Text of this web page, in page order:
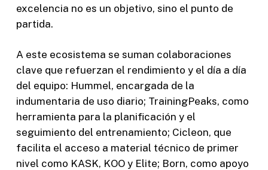
excelencia no es un objetivo, sino el punto de
partida.
A este ecosistema se suman colaboraciones
clave que refuerzan el rendimiento y el día a día
del equipo: Hummel, encargada de la
indumentaria de uso diario; TrainingPeaks, como
herramienta para la planificación y el
seguimiento del entrenamiento; Cicleon, que
facilita el acceso a material técnico de primer
nivel como KASK, KOO y Elite; Born, como apoyo